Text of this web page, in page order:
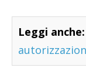
Leggi anche: